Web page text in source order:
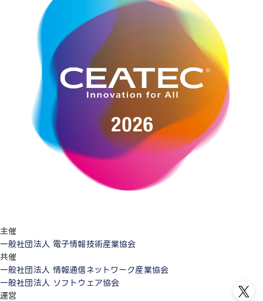
主催
一般社団法人 電子情報技術産業協会
共催
一般社団法人 情報通信ネットワーク産業協会
一般社団法人 ソフトウェア協会
運営